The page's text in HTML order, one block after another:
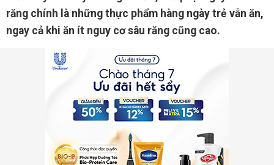
răng chính là những thực phẩm hàng ngày trẻ vẫn ăn,
ngay cả khi ăn ít nguy cơ sâu răng cũng cao.